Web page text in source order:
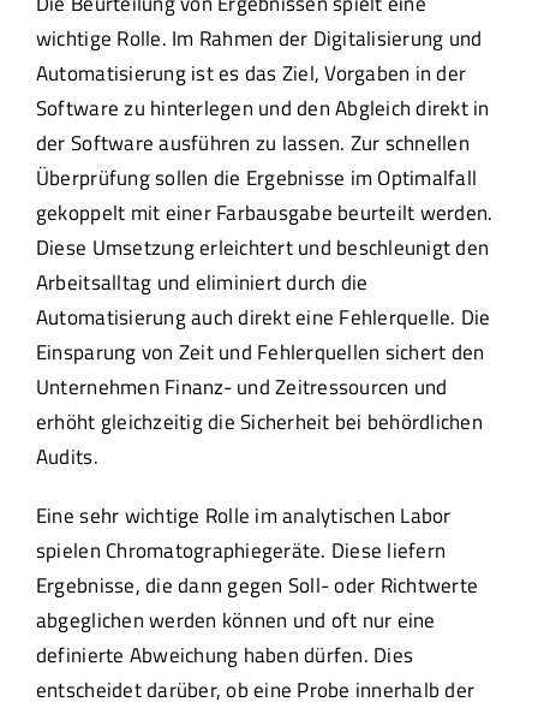
wichtige Rolle. Im Rahmen der Digitalisierung und
Automatisierung ist es das Ziel, Vorgaben in der
Software zu hinterlegen und den Abgleich direkt in
der Software ausführen zu lassen. Zur schnellen
Überprüfung sollen die Ergebnisse im Optimalfall
gekoppelt mit einer Farbausgabe beurteilt werden.
Diese Umsetzung erleichtert und beschleunigt den
Arbeitsalltag und eliminiert durch die
Automatisierung auch direkt eine Fehlerquelle. Die
Einsparung von Zeit und Fehlerquellen sichert den
Unternehmen Finanz- und Zeitressourcen und
erhöht gleichzeitig die Sicherheit bei behördlichen
Audits.
Eine sehr wichtige Rolle im analytischen Labor
spielen Chromatographiegeräte. Diese liefern
Ergebnisse, die dann gegen Soll- oder Richtwerte
abgeglichen werden können und oft nur eine
definierte Abweichung haben dürfen. Dies
entscheidet darüber, ob eine Probe innerhalb der